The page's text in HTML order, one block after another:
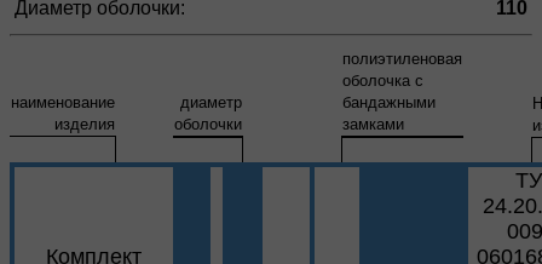
Диаметр оболочки:
110
наименование
изделия
диаметр
оболочки
полиэтиленовая
оболочка с
бандажными
замками
Комплект
ТУ